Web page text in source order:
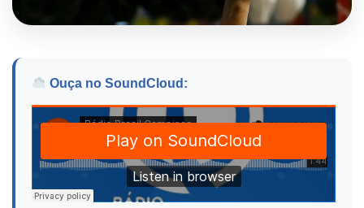
Ouça no SoundCloud: